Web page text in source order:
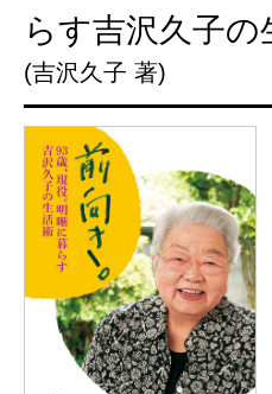
らす吉沢久子の
(吉沢久子 著)